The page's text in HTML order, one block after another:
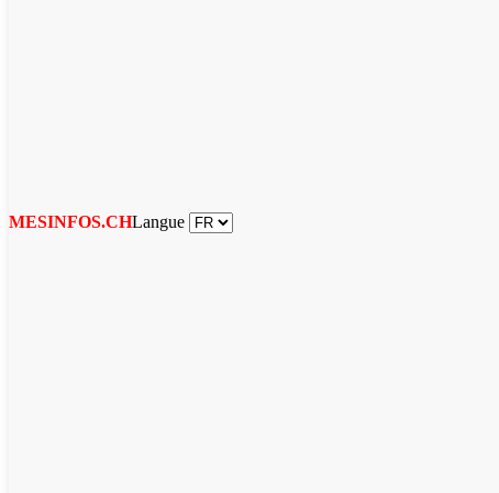
MESINFOS.CHLangue